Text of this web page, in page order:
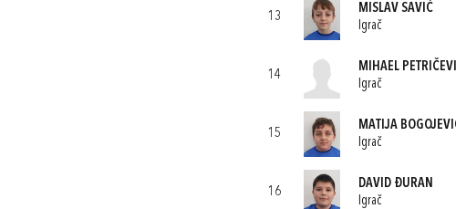
13
MISLAV SAVIĆ
Igrač
14
MIHAEL
Igrač
15
MATIJA
Igrač
16
DAVID ĐURAN
Igrač